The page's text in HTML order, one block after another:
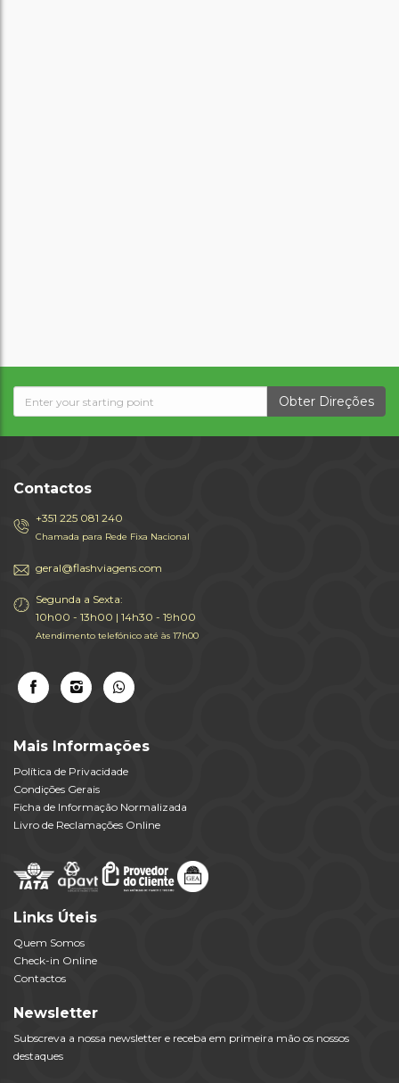
Obter Direções
Contactos
+351 225 081 240
Chamada para Rede Fixa Nacional
geral@flashviagens.com
Segunda a Sexta:
10h00 - 13h00 | 14h30 - 19h00
Atendimento telefónico até às 17h00
Mais Informações
Política de Privacidade
Condições Gerais
Ficha de Informação Normalizada
Livro de Reclamações Online
Links Úteis
Quem Somos
Check-in Online
Contactos
Newsletter
Subscreva a nossa newsletter e receba em primeira mão os nossos
destaques